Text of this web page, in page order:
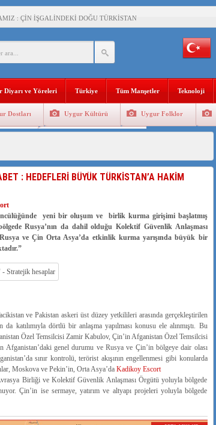
: ÇİN İŞGALİNDEKİ DOĞU TÜRKİSTAN
ÖVEN DİYANET AKADEMİSİ BAŞKANI’NA TEPKİLER SÜRÜYOR
MESAJİ : 05.07.2009 URUMÇİ ŞEHİTLERİNİ RAHMETLE ANIYORUZ
JİANG’İN TRABZON ZİYARETİ
SULTANI MEHMET”DİZİSİNE GARİP SANSÜR VE HADSIZ İHTAR
EN AZ 143 BİN UYGUR ÇOCUĞU AİLELERİNDEN KOPARDI
Diyarı ve Yöreleri Türkiye Tüm Manşetler Teknoloji
Dostları Uygur Kültürü Uygur Folklor
: HEDEFLERİ BÜYÜK TÜRKİSTAN’A HAKİM
yeni bir oluşum ve birlik kurma girişimi başlatmış
Rusya’nın da dahil olduğu Kolektif Güvenlik Anlaşması
ve Çin Orta Asya’da etkinlik kurma yarışında büyük bir
ve Pakistan askeri üst düzey yetkilileri arasında gerçekleştirilen
katılımıyla dörtlü bir anlaşma yapılması konusu ele alınmıştı. Bu
Özel Temsilcisi Zamir Kabulov, Çin’in Afganistan Özel Temsilcisi
genel durumu ve Rusya ve Çin’in bölgeye dair olası
sınır kontrolü, terörist akışının engellenmesi gibi konularda
Moskova ve Pekin’in, Orta Asya’da Kadikoy Escort
Birliği ve Kolektif Güvenlik Anlaşması Örgütü yoluyla bölgede
Çin’in ise sermaye, yatırım ve altyapı projeleri yoluyla bölgede